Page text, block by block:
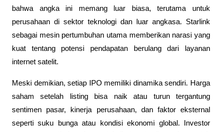
bahwa angka ini memang luar biasa, terutama untuk
perusahaan di sektor teknologi dan luar angkasa. Starlink
sebagai mesin pertumbuhan utama memberikan narasi yang
kuat tentang potensi pendapatan berulang dari layanan
internet satelit.
Meski demikian, setiap IPO memiliki dinamika sendiri. Harga
saham setelah listing bisa naik atau turun tergantung
sentimen pasar, kinerja perusahaan, dan faktor eksternal
seperti suku bunga atau kondisi ekonomi global. Investor